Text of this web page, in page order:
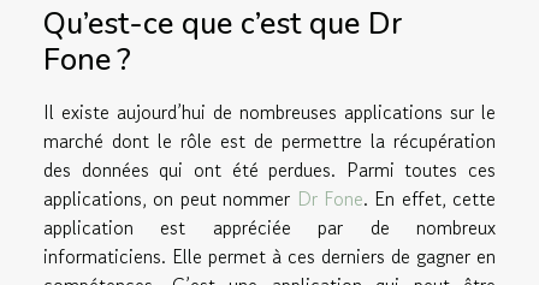
Qu’est-ce que c’est que Dr
Fone ?
Il existe aujourd’hui de nombreuses applications sur le
marché dont le rôle est de permettre la récupération
des données qui ont été perdues. Parmi toutes ces
applications, on peut nommer Dr Fone. En effet, cette
application est appréciée par de nombreux
informaticiens. Elle permet à ces derniers de gagner en